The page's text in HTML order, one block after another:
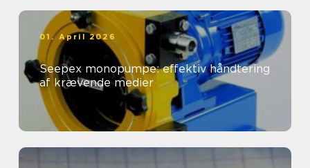
01. April 2026
Seepex monopumpe: effektiv håndtering
af krævende medier